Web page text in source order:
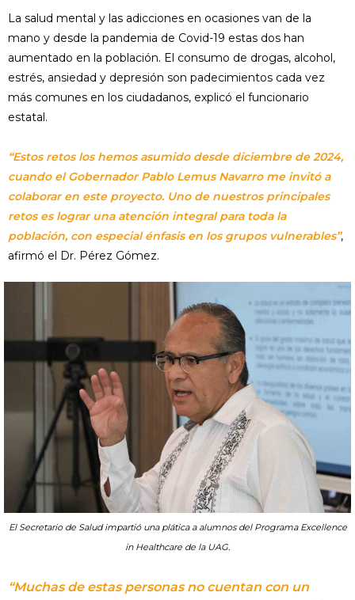
La salud mental y las adicciones en ocasiones van de la
mano y desde la pandemia de Covid-19 estas dos han
aumentado en la población. El consumo de drogas, alcohol,
estrés, ansiedad y depresión son padecimientos cada vez
más comunes en los ciudadanos, explicó el funcionario
estatal.
“Estos retos los hemos asumido desde diciembre de 2024,
cuando el Gobernador Pablo Lemus Navarro me invitó a
colaborar en este proyecto. Uno de nuestros principales
retos es lograr una atención integral para toda la
población, con especial énfasis en los grupos vulnerables”,
afirmó el Dr. Pérez Gómez.
El Secretario de Salud impartió una plática a alumnos del Programa Excellence
in Healthcare de la UAG.
“Muchas de estas personas no cuentan con un